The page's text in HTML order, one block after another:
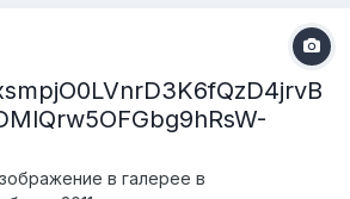
в галерее в